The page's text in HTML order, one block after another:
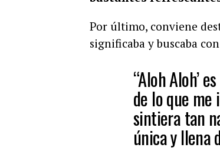
Por último, conviene
significaba y buscaba
“Aloh Aloh’
de lo que me
sintiera tan
única y llena